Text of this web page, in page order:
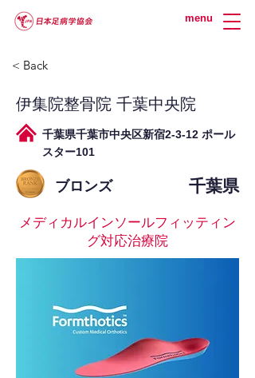
menu
< Back
伊集院整骨院 千葉中央院
千葉県千葉市中央区新宿2-3-12 ポール
スター101
ブロンズ 千葉県
メディカルインソールフィッティン
グ対応治療院